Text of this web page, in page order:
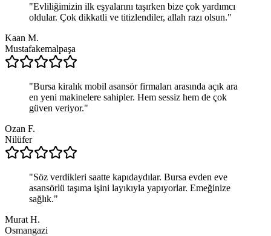
"Evliliğimizin ilk eşyalarını taşırken bize çok yardımcı
oldular. Çok dikkatli ve titizlendiler, allah razı olsun."
Kaan M.
Mustafakemalpaşa
"Bursa kiralık mobil asansör firmaları arasında açık ara
en yeni makinelere sahipler. Hem sessiz hem de çok
güven veriyor."
Ozan F.
Nilüfer
"Söz verdikleri saatte kapıdaydılar. Bursa evden eve
asansörlü taşıma işini layıkıyla yapıyorlar. Emeğinize
sağlık."
Murat H.
Osmangazi